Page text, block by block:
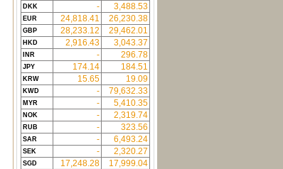
DKK - 3,488.53
EUR 24,818.41 26,230.38
GBP 28,233.12 29,462.01
HKD 2,916.43 3,043.37
INR - 296.78
JPY 174.14 184.51
KRW 15.65 19.09
KWD - 79,632.33
MYR - 5,410.35
NOK - 2,319.74
RUB - 323.56
SAR - 6,493.24
SEK - 2,320.27
SGD 17,248.28 17,999.04